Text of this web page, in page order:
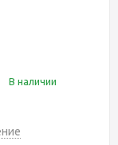
В наличии